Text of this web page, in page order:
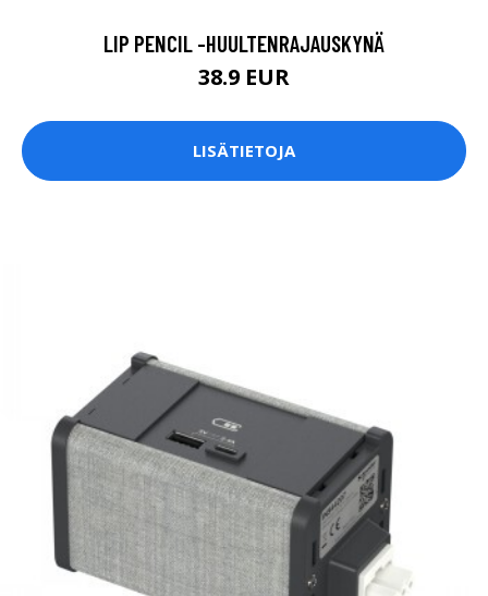
LIP PENCIL -HUULTENRAJAUSKYNÄ
38.9 EUR
LISÄTIETOJA